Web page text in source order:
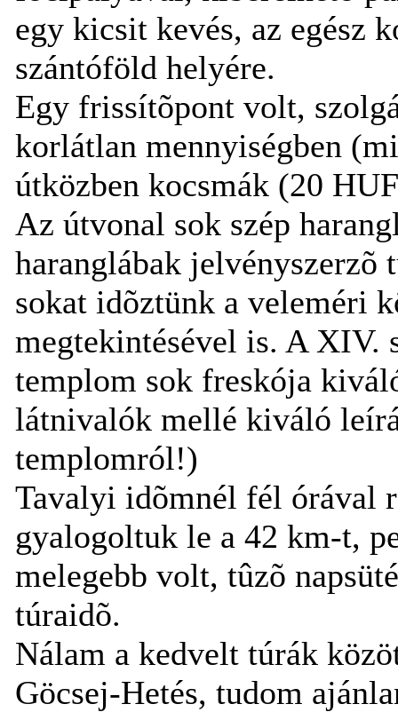
egy kicsit kevés, az egész
szántóföld helyére.
Egy frissítõpont volt,
korlátlan mennyiségben
útközben kocsmák (20
Az útvonal sok szép
haranglábak jelvényszerzõ
sokat idõztünk a veleméri
megtekintésével is. A XIV.
templom sok freskója
látnivalók mellé kiváló
templomról!)
Tavalyi idõmnél fél órával
gyalogoltuk le a 42 km-t,
melegebb volt, tûzõ
túraidõ.
Nálam a kedvelt túrák
Göcsej-Hetés, tudom